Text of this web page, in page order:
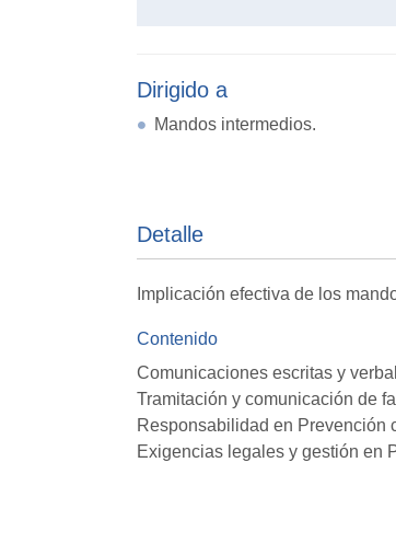
Dirigido a
Mandos intermedios.
Detalle
Implicación efectiva de los
Contenido
Comunicaciones escritas y
Tramitación y comunicación de
Responsabilidad en Prevención
Exigencias legales y gestión en